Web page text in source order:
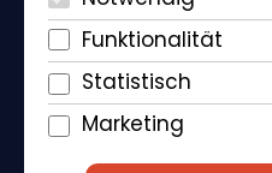
Funktionalität
Statistisch
Marketing
+385 98 184 4015